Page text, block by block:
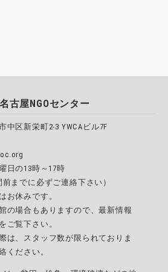
古屋NGOセンター
中区新栄町2-3 YWCAビル7F
日の13時～17時
までに必ずご連絡下さい）
お休みです。
の場合もありますので、最新情報
ご覧下さい。
は、スタッフ数が限られておりま
ください。